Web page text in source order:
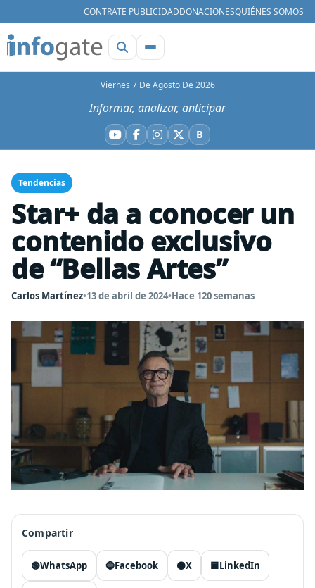
CONTRATE PUBLICIDADDONACIONESQUIÉNES SOMOS
Viernes 7 De Agosto De 2026
Informar, analizar, anticipar
YouTube
Facebook
Instagram
X BBluesky
Tendencias
Star+ da a conocer un
contenido exclusivo
de “Bellas Artes”
Carlos Martínez•13 de abril de 2024•Hace 120 semanas
Compartir
🟢WhatsApp 🔵Facebook ⚫X 🟦LinkedIn